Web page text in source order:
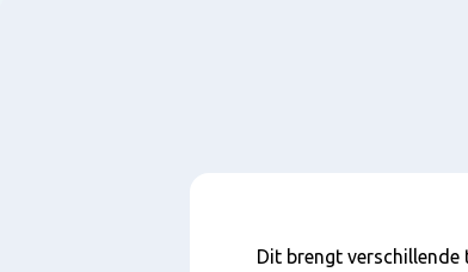
Inhoud
Dit brengt verschillende